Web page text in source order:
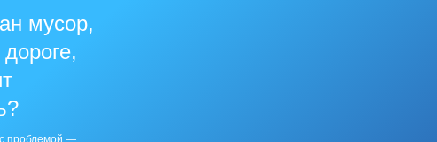
мусор,
проблемой —